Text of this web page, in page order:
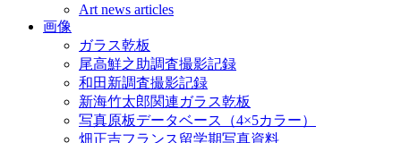
Art news articles
画像
ガラス乾板
尾高鮮之助調査撮影記録
和田新調査撮影記録
新海竹太郎関連ガラス乾板
写真原板データベース（4×5カラー）
畑正吉フランス留学期写真資料